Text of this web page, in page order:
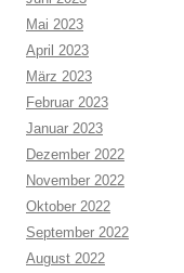
Mai 2023
April 2023
März 2023
Februar 2023
Januar 2023
Dezember 2022
November 2022
Oktober 2022
September 2022
August 2022